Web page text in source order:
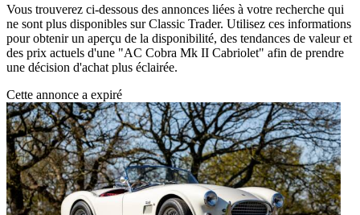
Vous trouverez ci-dessous des annonces liées à votre recherche qui
ne sont plus disponibles sur Classic Trader. Utilisez ces informations
pour obtenir un aperçu de la disponibilité, des tendances de valeur et
des prix actuels d'une "AC Cobra Mk II Cabriolet" afin de prendre
une décision d'achat plus éclairée.
Cette annonce a expiré